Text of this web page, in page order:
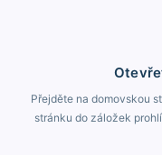
Přejděte na domovskou
stránku do záložek